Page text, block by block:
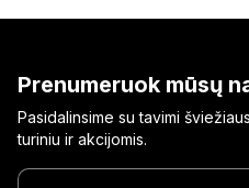
Prenumeruok mūsų
Pasidalinsime su tavimi
turiniu ir akcijomis.
Įrašyk